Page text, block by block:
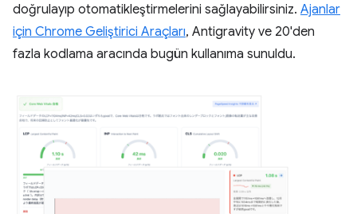
doğrulayıp otomatikleştirmelerini sağlayabilirsiniz. Ajanlar
için Chrome Geliştirici Araçları, Antigravity ve 20'den
fazla kodlama aracında bugün kullanıma sunuldu.